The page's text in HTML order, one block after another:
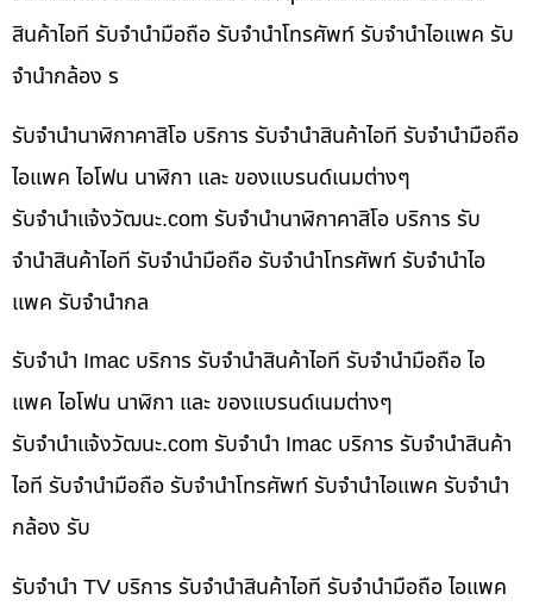
สินค้าไอที รับจำนำมือถือ รับจำนำโทรศัพท์ รับจำนำไอแพค รับ
จำนำกล้อง ร
รับจำนำนาฬิกาคาสิโอ บริการ รับจำนำสินค้าไอที รับจำนำมือถือ
ไอแพค ไอโฟน นาฬิกา และ ของแบรนด์เนมต่างๆ
รับจํานําแจ้งวัฒนะ.com รับจำนำนาฬิกาคาสิโอ บริการ รับ
จำนำสินค้าไอที รับจำนำมือถือ รับจำนำโทรศัพท์ รับจำนำไอ
แพค รับจำนำกล
รับจำนำ Imac บริการ รับจำนำสินค้าไอที รับจำนำมือถือ ไอ
แพค ไอโฟน นาฬิกา และ ของแบรนด์เนมต่างๆ
รับจํานําแจ้งวัฒนะ.com รับจำนำ Imac บริการ รับจำนำสินค้า
ไอที รับจำนำมือถือ รับจำนำโทรศัพท์ รับจำนำไอแพค รับจำนำ
กล้อง รับ
รับจำนำ TV บริการ รับจำนำสินค้าไอที รับจำนำมือถือ ไอแพค